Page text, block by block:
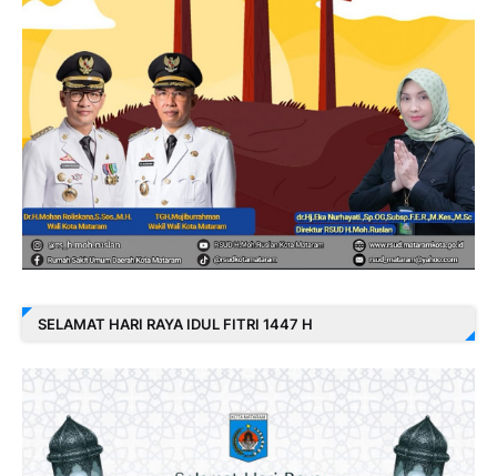
SELAMAT HARI RAYA IDUL FITRI 1447 H